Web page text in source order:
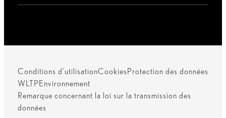
Conditions d’utilisationCookies Protection des données
WLTP Environnement
Remarque concernant la loi sur la transmission des
données